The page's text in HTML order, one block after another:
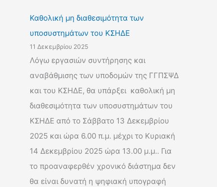
Καθολική μη διαθεσιμότητα των
υποσυστημάτων του ΚΣΗΔΕ
11 Δεκεμβρίου 2025
Λόγω εργασιών συντήρησης και
αναβάθμισης των υποδομών της ΓΓΠΣΨΔ
και του ΚΣΗΔΕ, θα υπάρξει καθολική μη
διαθεσιμότητα των υποσυστημάτων του
ΚΣΗΔΕ από το Σάββατο 13 Δεκεμβρίου
2025 και ώρα 6.00 π.μ. μέχρι το Κυριακή
14 Δεκεμβρίου 2025 ώρα 13.00 μ.μ.. Για
το προαναφερθέν χρονικό διάστημα δεν
θα είναι δυνατή η ψηφιακή υπογραφή